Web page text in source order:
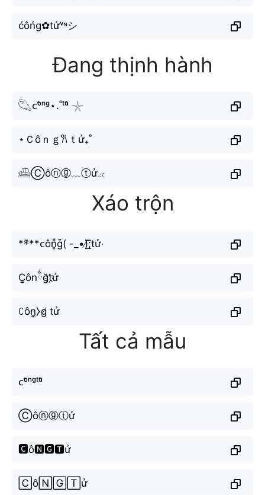
ćôńg✿tửᵛᶰシ
Đang thịnh hành
𓆡ᴄᵒ̂ⁿᵍ⋆.˚ᵗᵘ̛̉ 𓇼
⋆Ｃôｎｇ𐙚ｔử₊˚
𓊝Ⓒôⓝⓖ﹏ⓣử𓂁
Xáo trộn
**߳**ᴄôn̥ͦg͒( -_•)̸͟͞;tử‧
C̬̤̯ônྂğt҉ử
ꉔôn͙̼⧽g̸ tử
Tất cả mẫu
ᴄᵒ̂ⁿᵍᵗᵘ̛̉
Ⓒôⓝⓖⓣử
🅲ô🅽🅶🆃ử
🄲ô🄽🄶🅃ử